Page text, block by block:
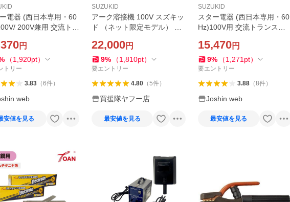
電器 (西日本専用・60
200V兼用 交流トラ
120 スズキッド SUZU
覆アーク溶接機 SSC-1
種別B
円
（1,920pt）
トリー
3.83（6件）
web
安値を見る
SUZUKID
アーク溶接機 100V スズキッ
ド （ネット限定モデル） ST
ー電器 スティッキー
22,000円
9% （1,810pt）
要エントリー
4.80（5件）
買援隊ヤフー店
最安値を見る
SUZUKID
スター電器 (西日本専用・60
Hz)100V用 交流トランス式
z スズキッド SUZUKID 被覆
アーク溶接機 SKH-42NP 返
品種別B
15,470円
9% （1,271 pt）
要エントリー
3.88（8件）
Joshin web
最安値を見る